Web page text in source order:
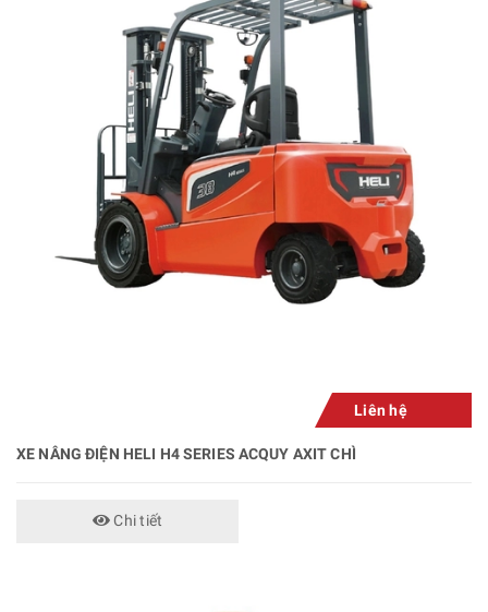
Liên hệ
XE NÂNG ĐIỆN HELI H4 SERIES ACQUY AXIT CHÌ
Chi tiết